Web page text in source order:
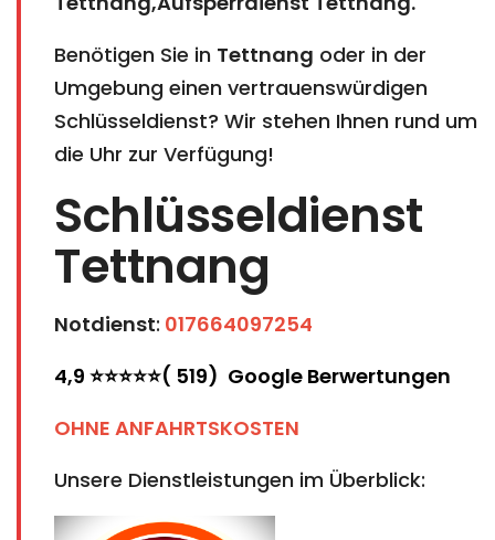
Benötigen Sie in Tettnang oder in der
Umgebung einen vertrauenswürdigen
Schlüsseldienst? Wir stehen Ihnen rund um
die Uhr zur Verfügung!
Schlüsseldienst
Tettnang
Notdienst: 017664097254
4,9 ⭐⭐⭐⭐⭐( 519) Google Berwertungen
OHNE ANFAHRTSKOSTEN
Unsere Dienstleistungen im Überblick: